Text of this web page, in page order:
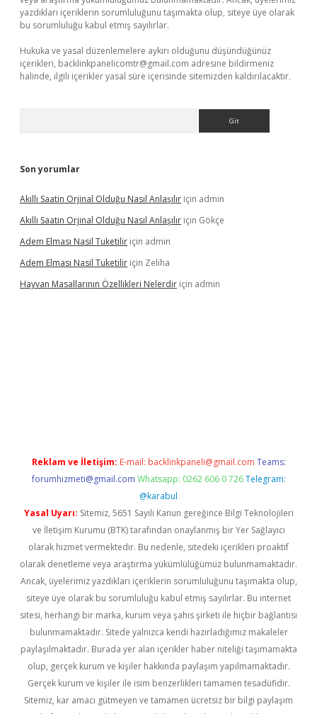
yazdıkları içeriklerin sorumluluğunu taşımakta olup, siteye üye olarak
bu sorumluluğu kabul etmiş sayılırlar.
Hukuka ve yasal düzenlemelere aykırı olduğunu düşündüğünüz
içerikleri, backlinkpanelicomtr@gmail.com adresine bildirmeniz
halinde, ilgili içerikler yasal süre içerisinde sitemizden kaldırılacaktır.
Son yorumlar
Akıllı Saatin Orjinal Olduğu Nasıl Anlaşılır için admin
Akıllı Saatin Orjinal Olduğu Nasıl Anlaşılır için Gökçe
Adem Elması Nasil Tuketilir için admin
Adem Elması Nasil Tuketilir için Zeliha
Hayvan Masallarının Özellikleri Nelerdir için admin
Reklam ve İletişim: E-mail: backlinkpaneli@gmail.com Teams:
forumhizmeti@gmail.com Whatsapp: 0262 606 0 726 Telegram:
@karabul
Yasal Uyarı: Sitemiz, 5651 Sayılı Kanun gereğince Bilgi Teknolojileri
ve İletişim Kurumu (BTK) tarafından onaylanmış bir Yer Sağlayıcı
olarak hizmet vermektedir. Bu nedenle, sitedeki içerikleri proaktif
olarak denetleme veya araştırma yükümlülüğümüz bulunmamaktadır.
Ancak, üyelerimiz yazdıkları içeriklerin sorumluluğunu taşımakta olup,
siteye üye olarak bu sorumluluğu kabul etmiş sayılırlar. Bu internet
sitesi, herhangi bir marka, kurum veya şahıs şirketi ile hiçbir bağlantısı
bulunmamaktadır. Sitede yalnızca kendi hazırladığımız makaleler
paylaşılmaktadır. Burada yer alan içerikler haber niteliği taşımamakta
olup, gerçek kurum ve kişiler hakkında paylaşım yapılmamaktadır.
Gerçek kurum ve kişiler ile isim benzerlikleri tamamen tesadüfidir.
Sitemiz, kar amacı gütmeyen ve tamamen ücretsiz bir bilgi paylaşım